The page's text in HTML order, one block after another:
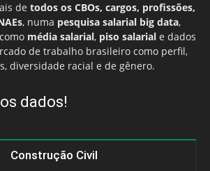
de todos os CBOs, cargos, profissões,
, numa pesquisa salarial big data,
média salarial, piso salarial e dados
de trabalho brasileiro como perfil,
diversidade racial e de gênero.
dados!
Construção Civil